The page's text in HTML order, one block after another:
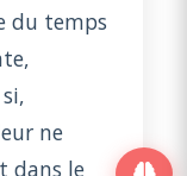
du temps
ne
dans le